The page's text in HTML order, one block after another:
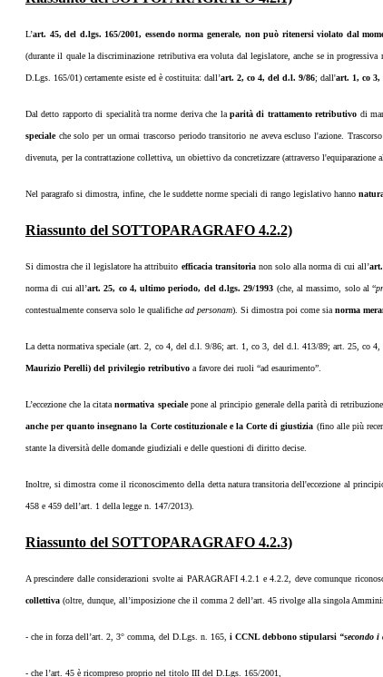
L’art. 45, del d.lgs. 165/2001, essendo norma generale, non può ritenersi violato dal
(durante il quale la discriminazione retributiva era voluta dal legislatore, anche se in
D.Lgs. 165/01) certamente esiste ed è costituita: dall’art. 2, co 4, del d.l. 9/86; dall'art. 1, co 3,
Dal detto rapporto di specialità tra norme deriva che la parità di trattamento retributivo di
specialeche solo per un ormai trascorso periodo transitorio ne aveva escluso l'azione.
divenuta, per la contrattazione collettiva, un obiettivo da concretizzare (attraverso
Nel paragrafo si dimostra, infine, che le suddette norme speciali di rango legislativo hanno
Riassunto del SOTTOPARAGRAFO 4.2.2)
Si dimostra che il legislatore ha attribuito efficacia transitoria non solo alla norma di cui all’
norma di cui all’art. 25, co 4, ultimo periodo, del d.lgs. 29/1993 (che, al massimo, solo al “
contestualmente conserva solo le qualifiche ad personam). Si dimostra poi come sia norma
La detta normativa speciale (art. 2, co 4, del d.l. 9/86; art. 1, co 3, del d.l. 413/89; art. 25, co
Maurizio Perelli) del privilegio retributivoa favore dei ruoli “ad esaurimento”.
L’eccezione che la citatanormativa specialepone al principio generale della parità di
anche per quanto insegnano la Corte costituzionale e la Corte di giustizia (fino alle più
stante la diversità delle domande giudiziali e delle questioni di diritto decise.
Inoltre, si dimostra come il riconoscimento della detta natura transitoria dell'eccezione al
458 e 459 dell’art. 1 della legge n. 147/2013).
Riassunto del SOTTOPARAGRAFO 4.2.3)
A prescindere dalle considerazioni svolte ai PARAGRAFI 4.2.1 e 4.2.2, deve comunque
collettiva(oltre, dunque, all’imposizione che il comma 2 dell’art. 45 rivolge alla singola
- che in forza dell’art. 2, 3° comma, del D.Lgs. n. 165, i CCNL debbono stipularsi “secondo
- che l’art. 45 è ricompreso proprio nel titolo III del D.Lgs. 165/2001,